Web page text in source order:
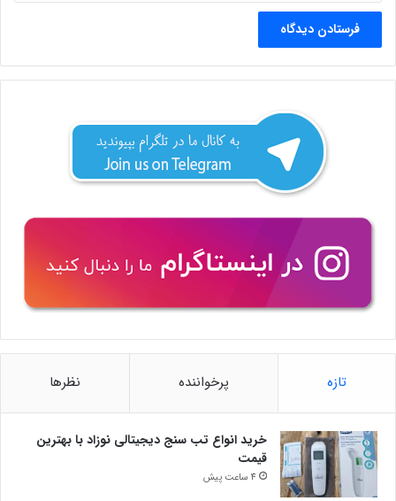
تازه پرخواننده نظرها
خرید انواع تب سنج دیجیتالی نوزاد با بهترین
قیمت
4 ساعت پیش